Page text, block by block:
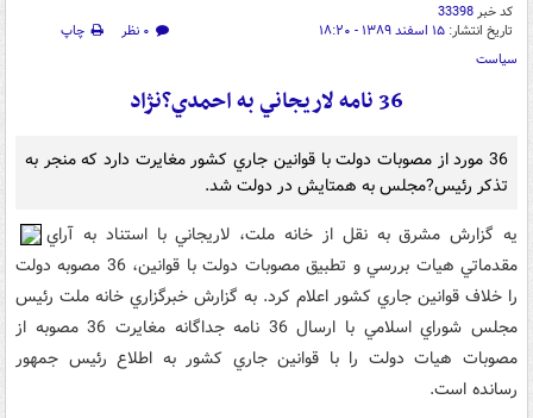
کد خبر33398
تاریخ انتشار: ۱۵ اسفند ۱۳۸۹ - ۱۸:۲۰ ۰ نظر
چاپ
سیاست
36 نامه لاريجاني به احمدي?نژاد
36 مورد از مصوبات دولت با قوانين جاري کشور مغايرت دارد که منجر به
تذکر رئيس?مجلس به همتايش در دولت شد.
يه گزارش مشرق به نقل از خانه ملت، لاريجاني با استناد به آراي
مقدماتي هيات بررسي و تطبيق مصوبات دولت با قوانين، 36 مصوبه دولت
را خلاف قوانين جاري کشور اعلام کرد. به گزارش خبرگزاري خانه ملت رئيس
مجلس شوراي اسلامي با ارسال 36 نامه جداگانه مغايرت 36 مصوبه از
مصوبات هيات دولت را با قوانين جاري کشور به اطلاع رئيس جمهور
رسانده است.